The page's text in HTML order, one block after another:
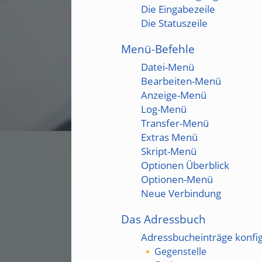
Die Eingabezeile
Die Statuszeile
Menü-Befehle
Datei-Menü
Bearbeiten-Menü
Anzeige-Menü
Log-Menü
Transfer-Menü
Extras Menü
Skript-Menü
Optionen Überblick
Optionen-Menü
Neue Verbindung
Das Adressbuch
Adressbucheinträge
Gegenstelle